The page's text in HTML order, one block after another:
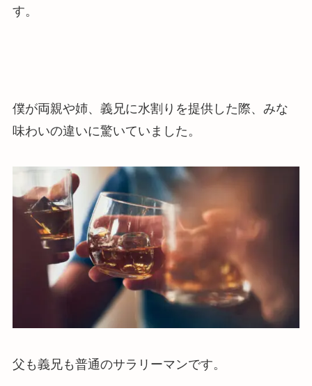
す。
僕が両親や姉、義兄に水割りを提供した際、みな
味わいの違いに驚いていました。
父も義兄も普通のサラリーマンです。